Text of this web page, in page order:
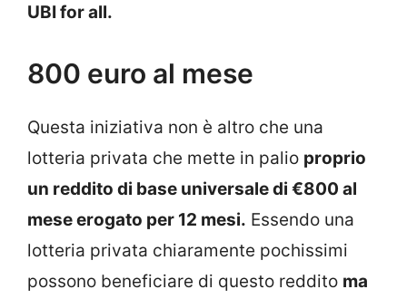
UBI for all.
800 euro al mese
Questa iniziativa non è altro che una
lotteria privata che mette in palio proprio
un reddito di base universale di €800 al
mese erogato per 12 mesi. Essendo una
lotteria privata chiaramente pochissimi
possono beneficiare di questo reddito ma